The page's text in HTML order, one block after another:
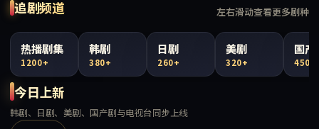
追剧频道 左右滑动查看更多剧种
热播剧集
1200+
韩剧
380+
日剧
260+
美剧
320+
国产
450+
今日上新
韩剧、日剧、美剧、国产剧与电视台同步上线